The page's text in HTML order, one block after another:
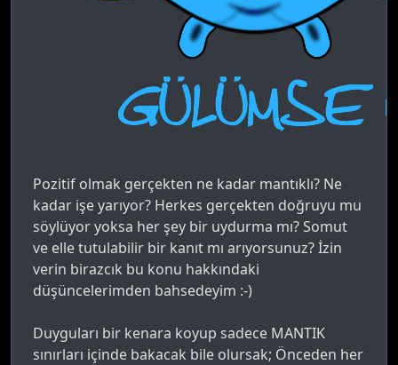
Pozitif olmak gerçekten ne kadar mantıklı? Ne
kadar işe yarıyor? Herkes gerçekten doğruyu mu
söylüyor yoksa her şey bir uydurma mı? Somut
ve elle tutulabilir bir kanıt mı arıyorsunuz? İzin
verin birazcık bu konu hakkındaki
düşüncelerimden bahsedeyim :-)
Duyguları bir kenara koyup sadece MANTIK
sınırları içinde bakacak bile olursak; Önceden her